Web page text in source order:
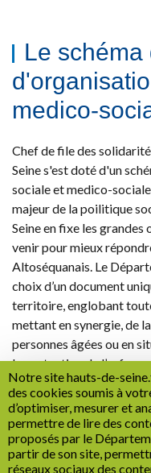
Le schéma
medico-
Chef de file des
Seine s'est doté d'un
sociale et medico-
majeur de la poilitique
Seine en fixe les
venir pour mieux
Altoséquanais. Le
choix d’un document
territoire, englobant
mettant en synergie, de
personnes âgées ou en
la protection de
CONSULTEZ EN
Notre site hauts-de-
des cookies soumis à
d’optimiser, mesurer et
permettre de lire des
proposés par le
partir de son site,
réseaux sociaux des